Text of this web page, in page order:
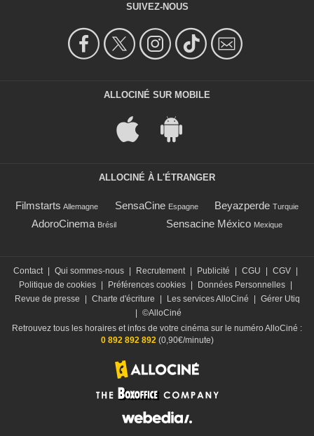
SUIVEZ-NOUS
ALLOCINÉ SUR MOBILE
ALLOCINÉ À L'ÉTRANGER
Filmstarts Allemagne SensaCine Espagne Beyazperde Turquie
AdoroCinema Brésil Sensacine México Mexique
Contact | Qui sommes-nous | Recrutement | Publicité | CGU | CGV |
Politique de cookies | Préférences cookies | Données Personnelles |
Revue de presse
| Charte d'écriture | Les services AlloCiné | Gérer Utiq
| ©AlloCiné
Retrouvez tous les horaires et infos de votre cinéma sur le numéro AlloCiné :
0 892 892 892(0,90€/minute)